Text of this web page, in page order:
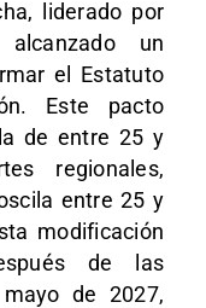
liderado por
alcanzado un
el Estatuto
Este pacto
de entre 25 y
regionales,
entre 25 y
modificación
de las
de 2027,